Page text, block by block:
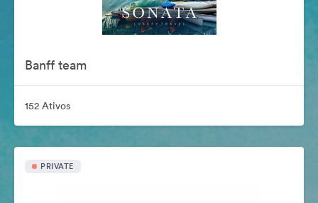
Banff team
152 Ativos
PRIVATE